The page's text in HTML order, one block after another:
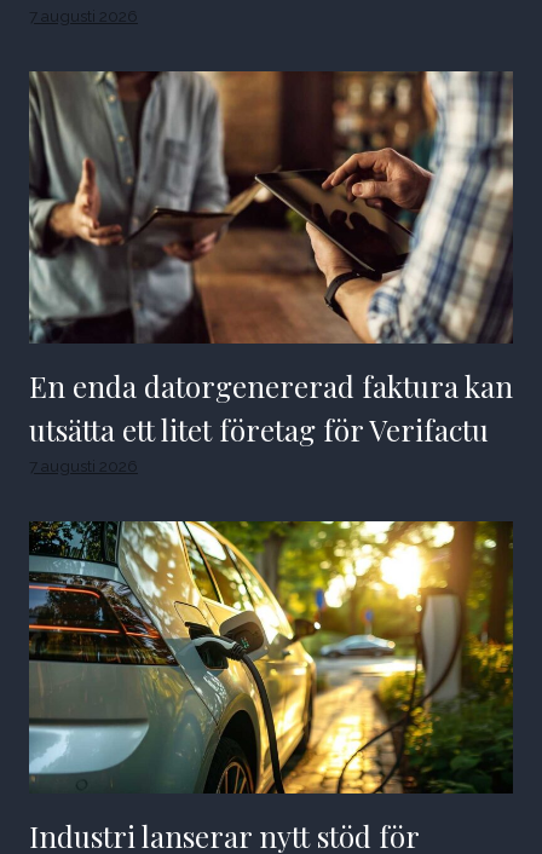
7 augusti 2026
En enda datorgenererad faktura kan
utsätta ett litet företag för Verifactu
7 augusti 2026
Industri lanserar nytt stöd för